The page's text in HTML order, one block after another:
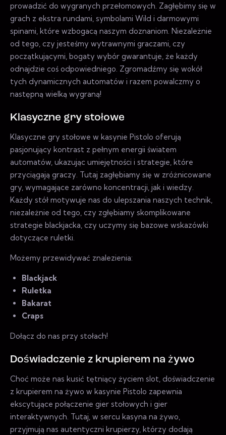
prowadzić do wygranych przełomowych. Zagłębimy się w
grach z ekstra rundami, symbolami Wild i darmowymi
spinami, które wzbogacą naszym doznaniom. Niezależnie
od tego, czy jesteśmy wytrawnymi graczami, czy
początkującymi, bogaty wybór gwarantuje, że każdy
odnajdzie coś odpowiedniego. Zgromadźmy się wokół
tych dynamicznych automatów i razem powalczmy o
następną wielką wygraną!
Klasyczne gry stołowe
Klasyczne gry stołowe w kasynie Pistolo oferują
pasjonujący kontrast z pełnym energii światem
automatów, ukazując umiejętności i strategie, które
przyciągają graczy. Tutaj zagłębiamy się w zróżnicowane
gry, wymagające zarówno koncentracji, jak i wiedzy.
Każdy stół motywuje nas do ulepszania naszych technik,
niezależnie od tego, czy zgłębiamy skomplikowane
strategie blackjacka, czy uczymy się bazowe wskazówki
dotyczące ruletki.
Możemy przewidywać znalezienia:
Blackjack
Ruletka
Bakarat
Craps
Dołącz do nas przy stołach!
Doświadczenie z krupierem na żywo
Choć może nas kusić tętniący życiem slot, doświadczenie
z krupierem na żywo w kasynie Pistolo zapewnia
ekscytujące połączenie gier stołowych i gier
interaktywnych. Tutaj, w sercu kasyna na żywo,
przyjmują nas autentyczni krupierzy, którzy dodają